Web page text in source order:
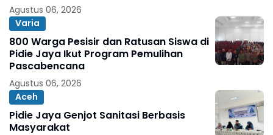
Agustus 06, 2026
Varia
800 Warga Pesisir dan Ratusan Siswa di
Pidie Jaya Ikut Program Pemulihan
Pascabencana
Agustus 06, 2026
Aceh
Pidie Jaya Genjot Sanitasi Berbasis
Masyarakat